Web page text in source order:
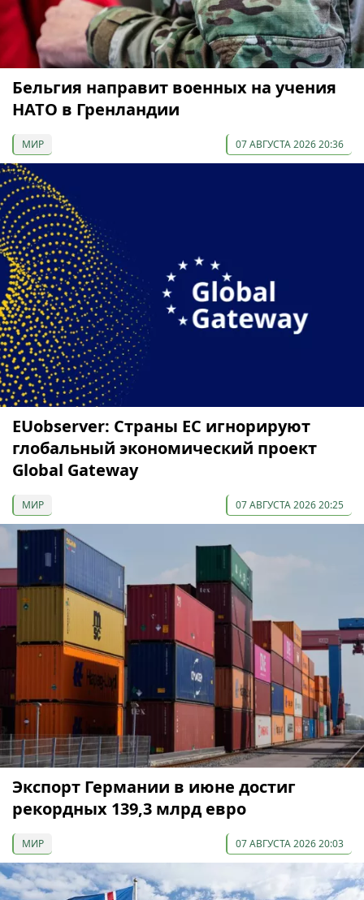
Бельгия направит военных на учения
НАТО в Гренландии
МИР 07 АВГУСТА 2026 20:36
EUobserver: Страны ЕС игнорируют
глобальный экономический проект
Global Gateway
МИР 07 АВГУСТА 2026 20:25
Экспорт Германии в июне достиг
рекордных 139,3 млрд евро
МИР 07 АВГУСТА 2026 20:03